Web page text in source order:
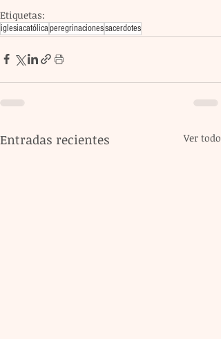
Etiquetas:
iglesiacatólicaperegrinacionessacerdotes
Entradas recientes Ver todo